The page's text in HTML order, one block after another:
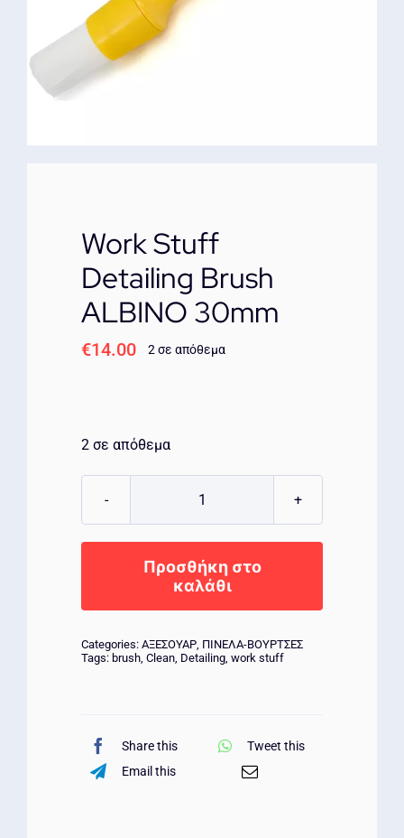
ΕΠΙΚΟΙΝΩΝΙΑ
Work Stuff
Detailing Brush
ALBINO 30mm
€14.00 2 σε απόθεμα
2 σε απόθεμα
Work
Detailing
Brush
ALBINO
ποσότητα
Προσθήκη στο
καλάθι
Categories: ΑΞΕΣΟΥΑΡ, ΠΙΝΕΛΑ-ΒΟΥΡΤΣΕΣ
Tags: brush, Clean, Detailing, work stuff
Share this
Tweet this
Email this